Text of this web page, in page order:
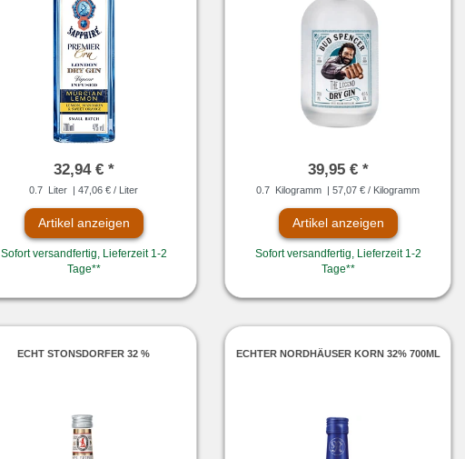
32,94 € *
0.7 Liter | 47,06 € / Liter
Artikel anzeigen
Sofort versandfertig, Lieferzeit 1-2
Tage**
39,95 € *
0.7 Kilogramm | 57,07 € / Kilogramm
Artikel anzeigen
Sofort versandfertig, Lieferzeit 1-2
Tage**
ECHT STONSDORFER 32 % ECHTER NORDHÄUSER KORN 32% 700ML